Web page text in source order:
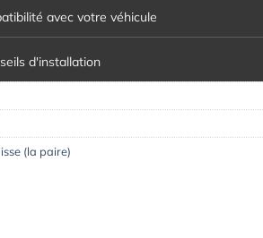
avec votre véhicule
d'installation
(la paire)